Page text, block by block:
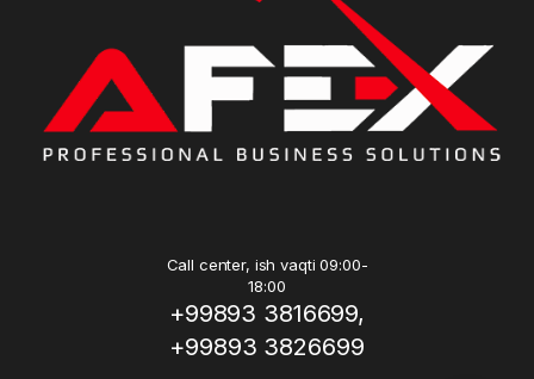
Call center, ish vaqti 09:00-
18:00
+99893 3816699,
+99893 3826699